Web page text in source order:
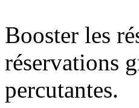
Booster les
réservations
percutantes.